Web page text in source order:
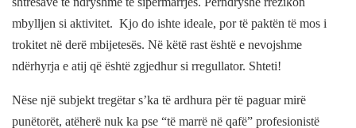
mbylljen si aktivitet. Kjo do ishte ideale, por të paktën të mos i
trokitet në derë mbijetesës. Në këtë rast është e nevojshme
ndërhyrja e atij që është zgjedhur si rregullator. Shteti!
Nëse një subjekt tregëtar s’ka të ardhura për të paguar mirë
punëtorët, atëherë nuk ka pse “të marrë në qafë” profesionistë